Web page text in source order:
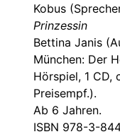
Kobus
Prinzessin
Bettina Janis
München: Der
Hörspiel, 1 CD,
Preisempf.).
Ab 6 Jahren.
ISBN 978-3-